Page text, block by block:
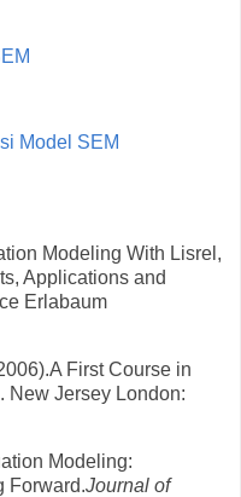
Model SEM
Modeling With Lisrel,
Applications and
Erlabaum
First Course in
New Jersey London:
Modeling:
Forward.Journal of